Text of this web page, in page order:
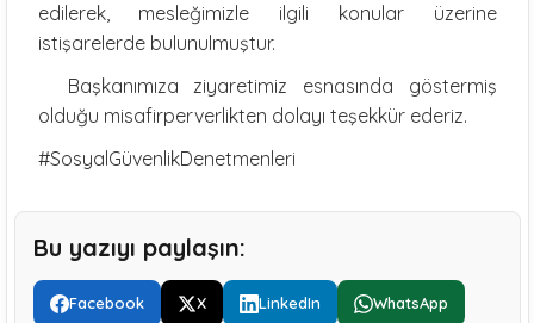
edilerek, mesleğimizle ilgili konular üzerine
istişarelerde bulunulmuştur.
Başkanımıza ziyaretimiz esnasında göstermiş
olduğu misafirperverlikten dolayı teşekkür ederiz.
#SosyalGüvenlikDenetmenleri
Bu yazıyı paylaşın:
Facebook X LinkedIn WhatsApp